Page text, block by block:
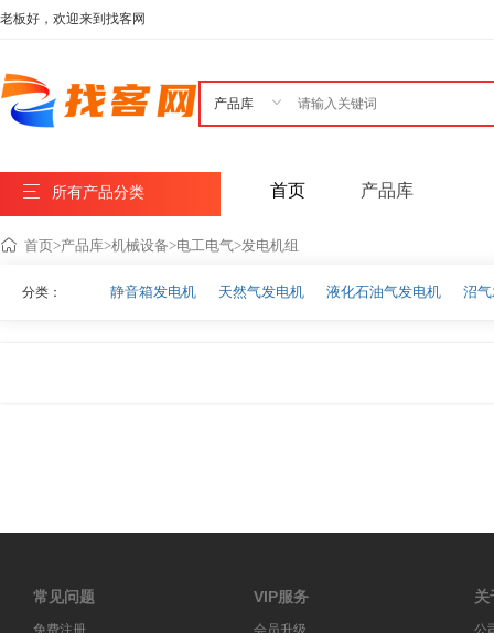
老板好，欢迎来到找客网
 所有产品分类 首页 产品库
首页>产品库>机械设备>电工电气>发电机组
分类： 静音箱发电机 天然气发电机 液化石油气发电机 沼
常见问题
免费注册
VIP服务
会员升级
关
公